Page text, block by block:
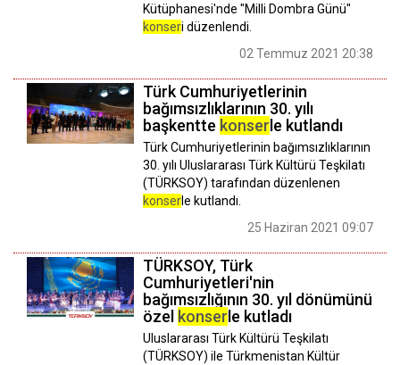
Kütüphanesi'nde "Milli Dombra Günü"
konseri düzenlendi.
02 Temmuz 2021 20:38
Türk Cumhuriyetlerinin
bağımsızlıklarının 30. yılı
başkentte konser le kutlandı
Türk Cumhuriyetlerinin bağımsızlıklarının
30. yılı Uluslararası Türk Kültürü Teşkilatı
(TÜRKSOY) tarafından düzenlenen
konserle kutlandı.
25 Haziran 2021 09:07
TÜRKSOY, Türk
Cumhuriyetleri'nin
bağımsızlığının 30. yıl dönümünü
özel konser le kutladı
Uluslararası Türk Kültürü Teşkilatı
(TÜRKSOY) ile Türkmenistan Kültür